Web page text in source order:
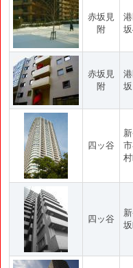
赤坂見
附
赤坂見
附
四ッ谷
四ッ谷